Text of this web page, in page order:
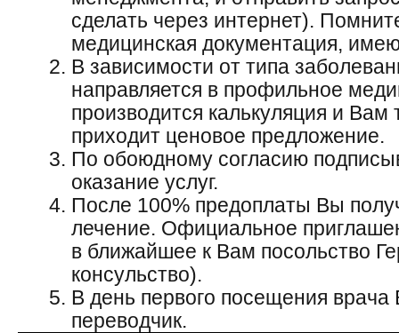
сделать через интернет).
медицинская документация,
В зависимости от типа
направляется в профильное
производится калькуляция и Вам
приходит ценовое предложение.
По обоюдному согласию
оказание услуг.
После 100% предоплаты Вы
лечение. Официальное
в ближайшее к Вам посольство
консульство).
В день первого посещения врача
переводчик.